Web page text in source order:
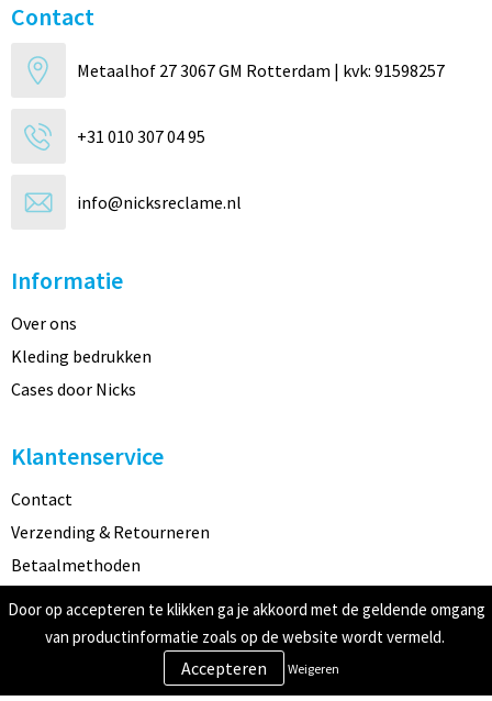
Contact
Metaalhof 27 3067 GM Rotterdam | kvk: 91598257
+31 010 307 04 95
info@nicksreclame.nl
Informatie
Over ons
Kleding bedrukken
Cases door Nicks
Klantenservice
Contact
Verzending & Retourneren
Betaalmethoden
Veilig winkelen
Algemene voorwaarden
Door op accepteren te klikken ga je akkoord met de geldende omgang
van productinformatie zoals op de website wordt vermeld.
Weigeren